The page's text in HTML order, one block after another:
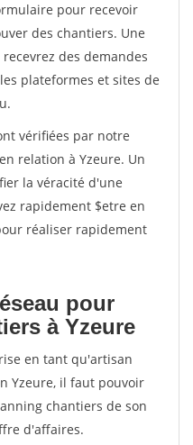
pour recevoir
des chantiers. Une
des demandes
plateformes et sites de
vérifiées par notre
relation à Yzeure. Un
la véracité d'une
rapidement $etre en
réaliser rapidement
pour
à Yzeure
en tant qu'artisan
Yzeure, il faut pouvoir
chantiers de son
d'affaires.